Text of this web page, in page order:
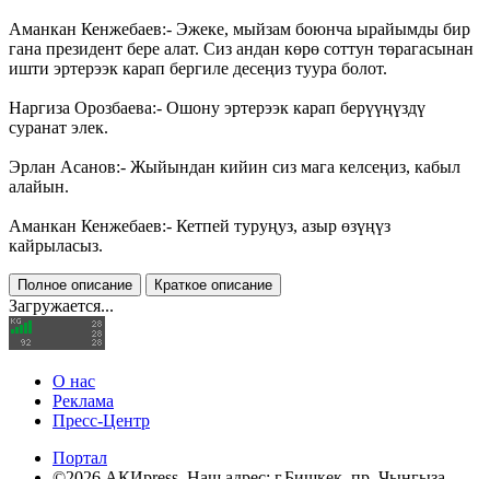
Аманкан Кенжебаев:- Эжеке, мыйзам боюнча ырайымды бир
гана президент бере алат. Сиз андан көрө соттун төрагасынан
ишти эртерээк карап бергиле десеңиз туура болот.
Наргиза Орозбаева:- Ошону эртерээк карап берүүңүздү
суранат элек.
Эрлан Асанов:- Жыйындан кийин сиз мага келсеңиз, кабыл
алайын.
Аманкан Кенжебаев:- Кетпей туруңуз, азыр өзүңүз
кайрыласыз.
Полное описание Краткое описание
Загружается...
О нас
Реклама
Пресс-Центр
Портал